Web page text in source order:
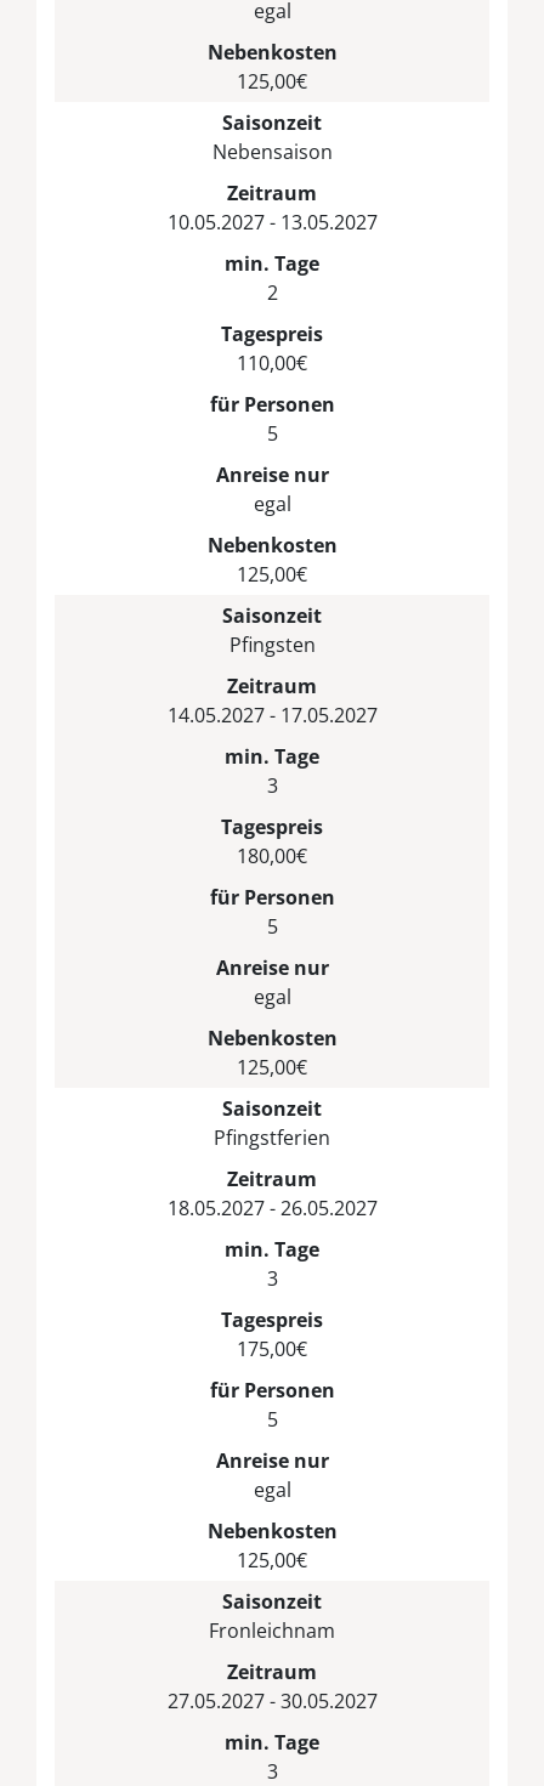
egal
Nebenkosten
125,00€
Saisonzeit
Nebensaison
Zeitraum
10.05.2027 - 13.05.2027
min. Tage
2
Tagespreis
110,00€
für Personen
5
Anreise nur
egal
Nebenkosten
125,00€
Saisonzeit
Pfingsten
Zeitraum
14.05.2027 - 17.05.2027
min. Tage
3
Tagespreis
180,00€
für Personen
5
Anreise nur
egal
Nebenkosten
125,00€
Saisonzeit
Pfingstferien
Zeitraum
18.05.2027 - 26.05.2027
min. Tage
3
Tagespreis
175,00€
für Personen
5
Anreise nur
egal
Nebenkosten
125,00€
Saisonzeit
Fronleichnam
Zeitraum
27.05.2027 - 30.05.2027
min. Tage
3